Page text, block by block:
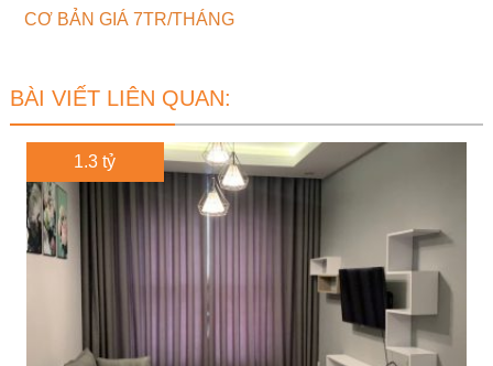
CƠ BẢN GIÁ 7TR/THÁNG
BÀI VIẾT LIÊN QUAN:
1.3 tỷ